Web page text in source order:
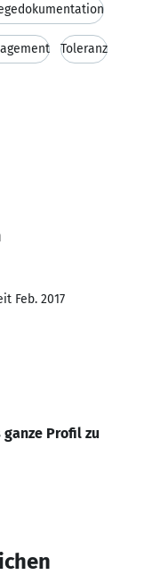
Toleranz
Feb. 2017
ganze Profil zu